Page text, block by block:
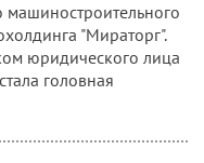
машиностроительного
"Мираторг".
юридического лица
головная